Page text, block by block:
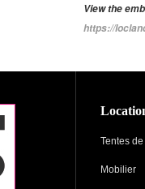
View the
https://
Tentes
Mobilier